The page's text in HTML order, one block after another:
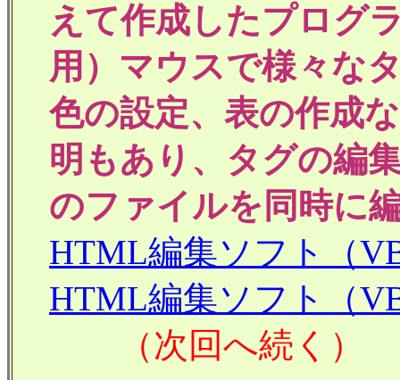
えて作成したプログ
用）マウスで様々な
色の設定、表の作成
明もあり、タグの編
のファイルを同時に
HTML編集ソフト（
HTML編集ソフト（
（次回へ続く）